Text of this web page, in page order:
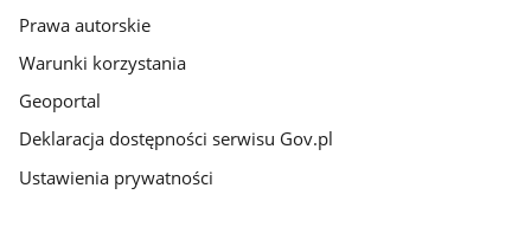
Prawa autorskie
Warunki korzystania
Geoportal
Deklaracja dostępności serwisu Gov.pl
Ustawienia prywatności